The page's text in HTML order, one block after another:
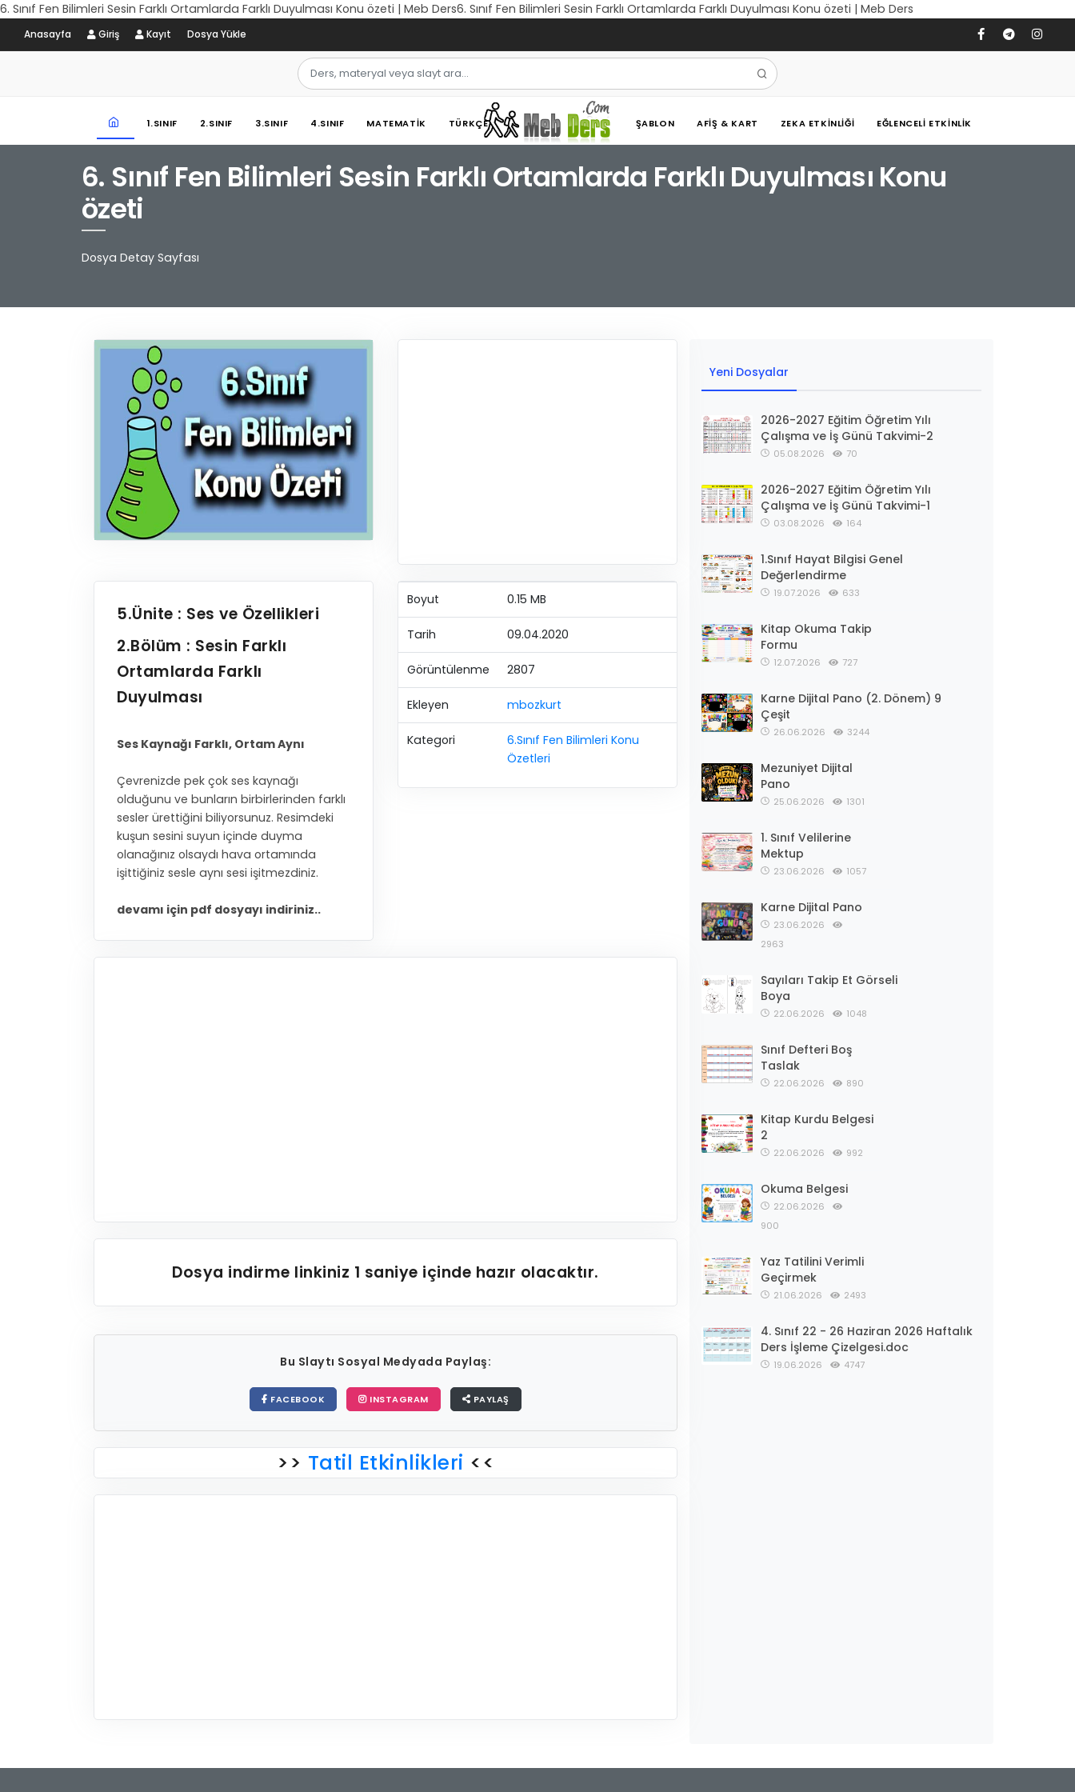
6. Sınıf Fen Bilimleri Sesin Farklı Ortamlarda Farklı Duyulması Konu özeti | Meb Ders6. Sınıf Fen Bilimleri Sesin Farklı Ortamlarda Farklı Duyulması Konu özeti | Meb Ders
Anasayfa Giriş Kayıt Dosya Yükle
1.SINIF 2.SINIF 3.SINIF 4.SINIF MATEMATIK TÜRKÇE ŞABLON AFIŞ & KART ZEKA ETKINLIĞI EĞLENCELI ETKINLIK
6. Sınıf Fen Bilimleri Sesin Farklı Ortamlarda Farklı Duyulması Konu
özeti
Dosya Detay Sayfası
5.Ünite : Ses ve Özellikleri
2.Bölüm : Sesin Farklı
Ortamlarda Farklı
Duyulması
Ses Kaynağı Farklı, Ortam Aynı
Çevrenizde pek çok ses kaynağı
olduğunu ve bunların birbirlerinden farklı
sesler ürettiğini biliyorsunuz. Resimdeki
kuşun sesini suyun içinde duyma
olanağınız olsaydı hava ortamında
işittiğiniz sesle aynı sesi işitmezdiniz.
devamı için pdf dosyayı indiriniz..
Boyut 0.15 MB
Tarih 09.04.2020
Görüntülenme 2807
Ekleyen mbozkurt
Kategori
6.Sınıf Fen Bilimleri Konu
Özetleri
Dosya indirme linkiniz 1 saniye içinde hazır olacaktır.
Bu Slaytı Sosyal Medyada Paylaş:
FACEBOOK INSTAGRAM PAYLAŞ
>> Tatil Etkinlikleri <<
Yeni Dosyalar
2026-2027 Eğitim Öğretim Yılı
Çalışma ve İş Günü Takvimi-2
05.08.2026 70
2026-2027 Eğitim Öğretim Yılı
Çalışma ve İş Günü Takvimi-1
03.08.2026 164
1.Sınıf Hayat Bilgisi Genel
Değerlendirme
19.07.2026 633
Kitap Okuma Takip
Formu
12.07.2026 727
Karne Dijital Pano (2. Dönem) 9
Çeşit
26.06.2026 3244
Mezuniyet Dijital
Pano
25.06.2026 1301
1. Sınıf Velilerine
Mektup
23.06.2026 1057
Karne Dijital Pano
23.06.2026
2963
Sayıları Takip Et Görseli
Boya
22.06.2026 1048
Sınıf Defteri Boş
Taslak
22.06.2026 890
Kitap Kurdu Belgesi
2
22.06.2026 992
Okuma Belgesi
22.06.2026
900
Yaz Tatilini Verimli
Geçirmek
21.06.2026 2493
4. Sınıf 22 - 26 Haziran 2026 Haftalık
Ders İşleme Çizelgesi.doc
19.06.2026 4747